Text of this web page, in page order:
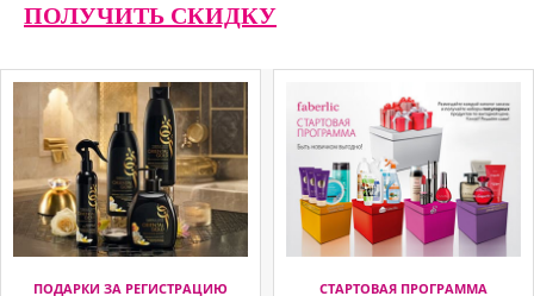
ПОЛУЧИТЬ СКИДКУ
ПОДАРКИ ЗА РЕГИСТРАЦИЮ СТАРТОВАЯ ПРОГРАММА